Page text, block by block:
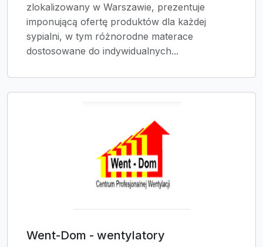
zlokalizowany w Warszawie, prezentuje
imponującą ofertę produktów dla każdej
sypialni, w tym różnorodne materace
dostosowane do indywidualnych...
Went-Dom - wentylatory